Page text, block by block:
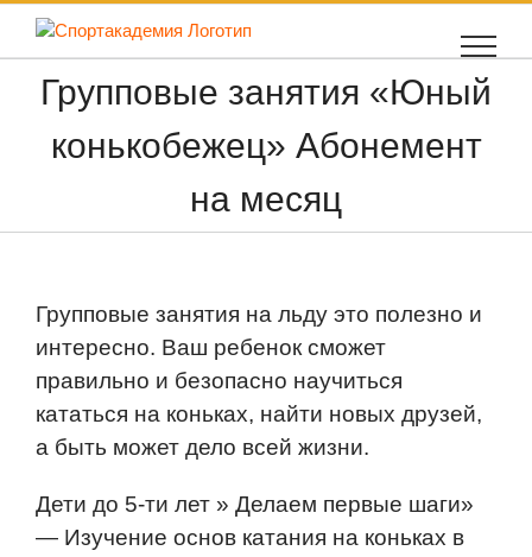
Skip
content
Групповые занятия «Юный
конькобежец» Абонемент
на месяц
Групповые занятия на льду это полезно и
интересно. Ваш ребенок сможет
правильно и безопасно научиться
кататься на коньках, найти новых друзей,
а быть может дело всей жизни.
Дети до 5-ти лет » Делаем первые шаги»
— Изучение основ катания на коньках в